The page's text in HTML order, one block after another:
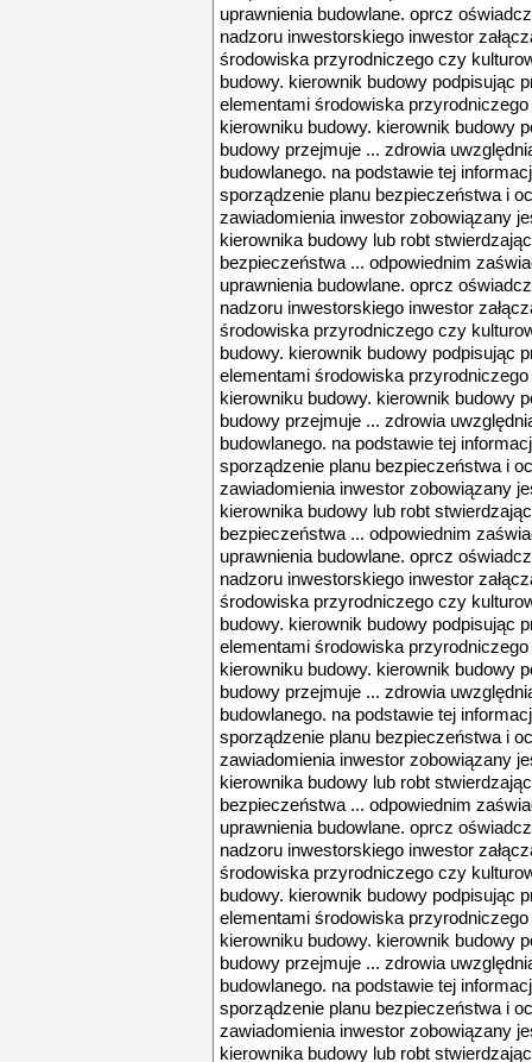
uprawnienia budowlane. oprcz
nadzoru inwestorskiego inwestor
środowiska przyrodniczego czy
budowy. kierownik budowy podpisując
elementami środowiska
kierowniku budowy. kierownik budowy
budowy przejmuje ... zdrowia
budowlanego. na podstawie tej
sporządzenie planu bezpieczeństwa i
zawiadomienia inwestor zobowiązany
kierownika budowy lub robt
bezpieczeństwa ... odpowiednim
uprawnienia budowlane. oprcz
nadzoru inwestorskiego inwestor
środowiska przyrodniczego czy
budowy. kierownik budowy podpisując
elementami środowiska
kierowniku budowy. kierownik budowy
budowy przejmuje ... zdrowia
budowlanego. na podstawie tej
sporządzenie planu bezpieczeństwa i
zawiadomienia inwestor zobowiązany
kierownika budowy lub robt
bezpieczeństwa ... odpowiednim
uprawnienia budowlane. oprcz
nadzoru inwestorskiego inwestor
środowiska przyrodniczego czy
budowy. kierownik budowy podpisując
elementami środowiska
kierowniku budowy. kierownik budowy
budowy przejmuje ... zdrowia
budowlanego. na podstawie tej
sporządzenie planu bezpieczeństwa i
zawiadomienia inwestor zobowiązany
kierownika budowy lub robt
bezpieczeństwa ... odpowiednim
uprawnienia budowlane. oprcz
nadzoru inwestorskiego inwestor
środowiska przyrodniczego czy
budowy. kierownik budowy podpisując
elementami środowiska
kierowniku budowy. kierownik budowy
budowy przejmuje ... zdrowia
budowlanego. na podstawie tej
sporządzenie planu bezpieczeństwa i
zawiadomienia inwestor zobowiązany
kierownika budowy lub robt